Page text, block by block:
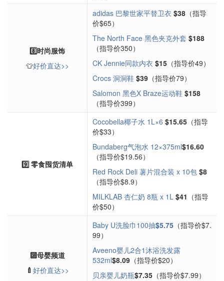
8️⃣时尚服饰
👕好价直达>>
adidas 巴黎世家平替卫衣 $38 （指导
价$65）
The North Face 黑色夹克外套 $188
（指导价350）
CK Jennie同款内衣 $15 （指导价49）
Crocs 洞洞鞋 $39 （指导价79）
Salomon 黑色X Braze运动鞋 $158
（指导价399）
9️⃣ 零食囤货清单
Cocobella椰子水 1L×6 $15.65 （指导
价$33）
Bundaberg气泡水 12×375ml$16.60
（指导价$19.56）
Red Rock Deli 薯片混合装 x 10包 $8
（指导价$8.9）
MILKLAB 杏仁奶 8瓶 x 1L $41 （指导
价$50）
🔟母婴频道
🍼 好价直达>>
Baby U洗脸巾100抽$5.75 （指导价$7.
99）
Aveeno婴儿2合1沐浴洗发露
532ml$8.09 （指导价$20）
贝亲婴儿奶瓶$7.35 （指导价$7.99）